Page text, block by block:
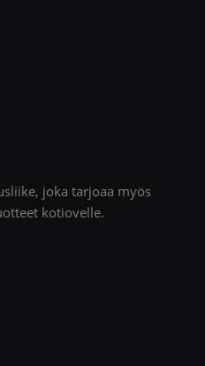
joka tarjoaa myös
kotiovelle.